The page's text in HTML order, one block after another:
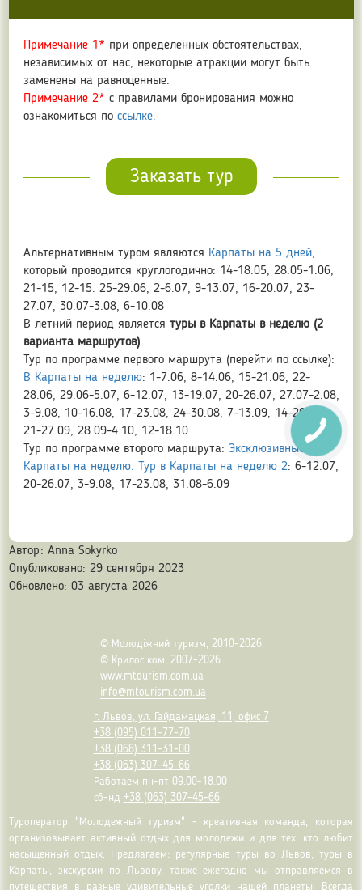
Примечание 1* при определенных обстоятельствах,
независимых от нас, некоторые атракции могут быть
заменены на равноценные.
Примечание 2* с правилами бронирования можно
ознакомиться поссылке.
Заказать тур
Альтернативным туром являются Карпаты на 5 дней,
который проводится круглогодично: 14-18.05, 28.05-1.06,
21-15, 12-15. 25-29.06, 2-6.07, 9-13.07, 16-20.07, 23-
27.07, 30.07-3.08, 6-10.08
В летний период являетсятуры в Карпаты в неделю (2
варианта маршрутов):
Тур по программе первого маршрута (перейти по ссылке):
В Карпаты на неделю: 1-7.06, 8-14.06, 15-21.06, 22-
28.06, 29.06-5.07, 6-12.07, 13-19.07, 20-26.07, 27.07-2.08,
3-9.08, 10-16.08, 17-23.08, 24-30.08, 7-13.09, 14-20.09,
21-27.09, 28.09-4.10, 12-18.10
Тур по программе второго маршрута: Эксклюзивные
Карпаты на неделю. Тур в Карпаты на неделю 2: 6-12.07,
20-26.07, 3-9.08, 17-23.08, 31.08-6.09
Автор:Anna Sokyrko
Опубликовано: 29 сентября 2023
Обновлено: 03 августа 2026
© Молодіжний туризм, 2010-2026
© Крилос ком, 2007-2026
www.mtourism.com.ua
info@mtourism.com.ua
г. Львов, ул. Гайдамацкая, 11, офис 7
+38 (095) 011-77-70
+38 (068) 311-31-00
+38 (063) 307-45-66
Работаем пн-пт 09.00-18.00
сб-нд +38 (063) 307-45-66
Туроператор "Молодежный туризм" - креативная команда, которая
организовывает активный отдых для молодежи и для тех, кто любит
насыщенный отдых. Предлагаем: регулярные туры во Львов, туры в
Карпаты, экскурсии по Львову, также ежегодно мы отправляемся в
путешествия в разные удивительные уголки нашей планеты. Всегда